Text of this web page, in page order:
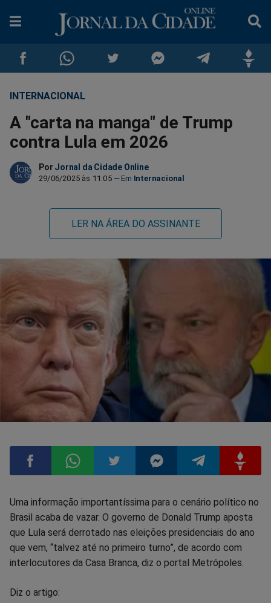
Compartilhar
no
Facebook
Compartilhar
no
Whatsapp
no
Twitter
no
Messenger
no
INTERNACIONAL
A "carta na manga" de Trump
contra Lula em 2026
Por Jornal da Cidade Online
29/06/2025 às 11:05 Internacional
LER NA ÁREA DO ASSINANTE
Compartilhar
no
Facebook
Compartilhar
no
Whatsapp
Compartilhar
no
Twitter
Compartilhar
no
Messenger
Compartilhar
no
Telegram
no
Gettr
Uma informação importantíssima para o cenário político no
Brasil acaba de vazar. O governo de Donald Trump aposta
que Lula será derrotado nas eleições presidenciais do ano
que vem, “talvez até no primeiro turno”, de acordo com
interlocutores da Casa Branca, diz o portal Metrópoles.
Diz o artigo: